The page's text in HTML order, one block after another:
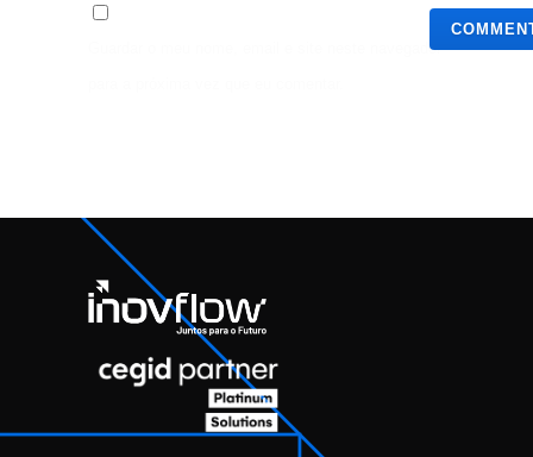
Guardar o meu nome, email e site neste navegador